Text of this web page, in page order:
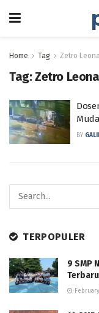
Home Tag Zetro
Tag:Zetro
BY
TERPOPULER
9 SMP